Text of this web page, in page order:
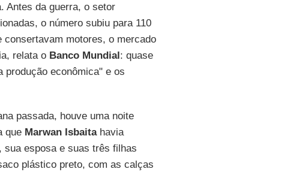
Antes da guerra, o setor
o número subiu para 110
motores, o mercado
relata o Banco Mundial: quase
produção econômica" e os
passada, houve uma noite
que Marwan Isbaitahavia
sua esposa e suas três filhas
plástico preto, com as calças